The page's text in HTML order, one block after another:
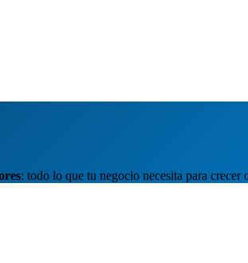
: todo lo que tu negocio necesita para crecer